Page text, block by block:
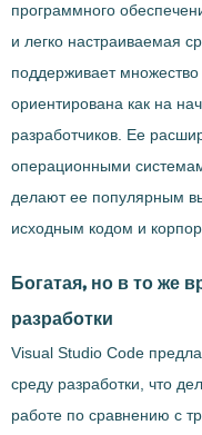
программного
и легко настраиваемая
поддерживает
ориентирована как на
разработчиков. Ее
операционными
делают ее популярным
исходным кодом и
Богатая, но в то же
разработки
Visual Studio Code
среду разработки, что
работе по сравнению с